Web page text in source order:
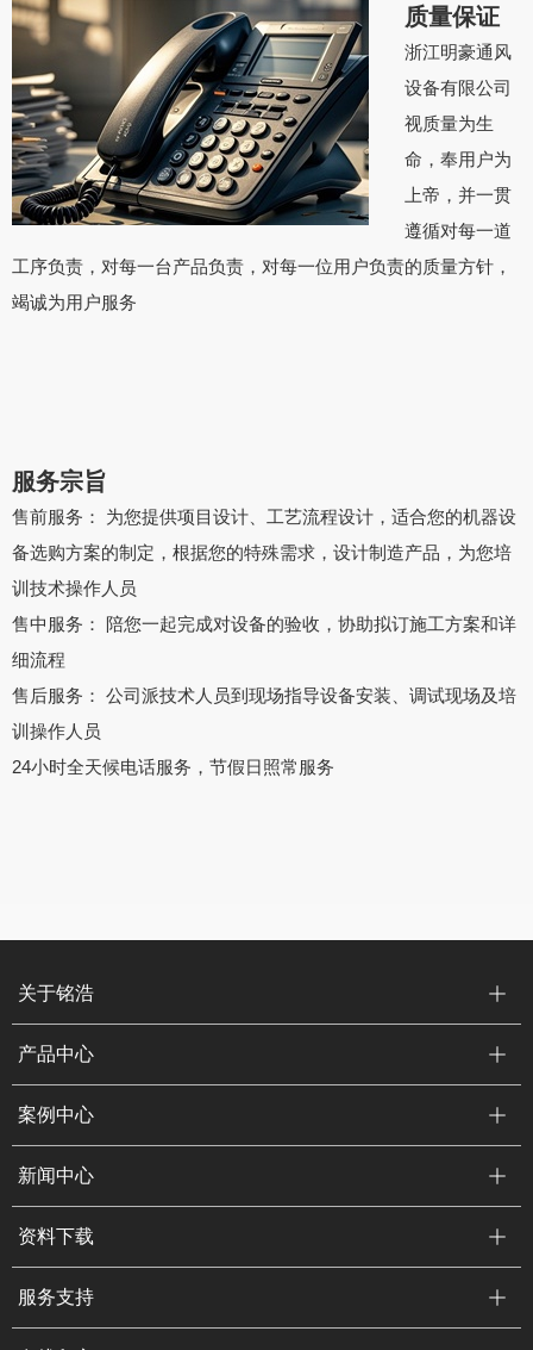
质量保证
浙江明豪通风
设备有限公司
视质量为生
命，奉用户为
上帝，并一贯
遵循对每一道
工序负责，对每一台产品负责，对每一位用户负责的质量方针，
竭诚为用户服务
服务宗旨
售前服务： 为您提供项目设计、工艺流程设计，适合您的机器设
备选购方案的制定，根据您的特殊需求，设计制造产品，为您培
训技术操作人员
售中服务： 陪您一起完成对设备的验收，协助拟订施工方案和详
细流程
售后服务： 公司派技术人员到现场指导设备安装、调试现场及培
训操作人员
24小时全天候电话服务，节假日照常服务
关于铭浩
产品中心
案例中心
新闻中心
资料下载
服务支持